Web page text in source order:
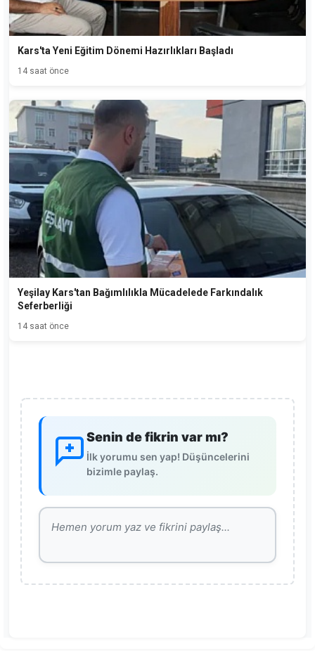
Kars'ta Yeni Eğitim Dönemi Hazırlıkları Başladı
14 saat önce
Yeşilay Kars'tan Bağımlılıkla Mücadelede Farkındalık
Seferberliği
14 saat önce
Senin de fikrin var mı?
İlk yorumu sen yap! Düşüncelerini
bizimle paylaş.